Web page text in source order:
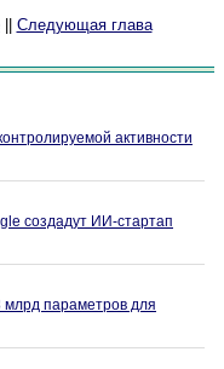
|| Следующая глава
активности
создадут ИИ-стартап
параметров для